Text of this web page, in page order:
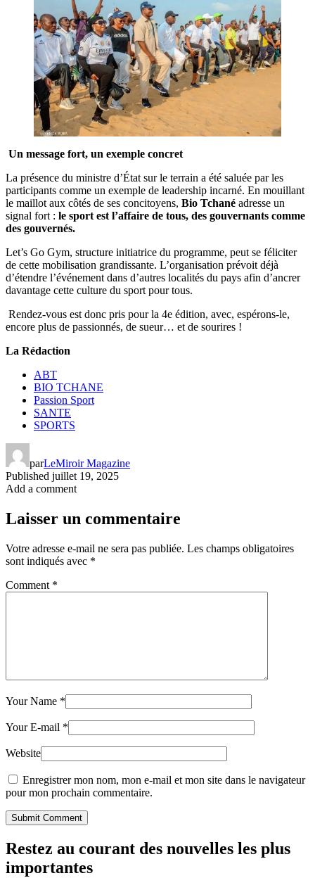
Un message fort, un exemple concret
La présence du ministre d’État sur le terrain a été saluée par les
participants comme un exemple de leadership incarné. En mouillant
le maillot aux côtés de ses concitoyens, Bio Tchané adresse un
signal fort : le sport est l’affaire de tous, des gouvernants comme
des gouvernés.
Let’s Go Gym, structure initiatrice du programme, peut se féliciter
de cette mobilisation grandissante. L’organisation prévoit déjà
d’étendre l’événement dans d’autres localités du pays afin d’ancrer
davantage cette culture du sport pour tous.
Rendez-vous est donc pris pour la 4e édition, avec, espérons-le,
encore plus de passionnés, de sueur… et de sourires !
La Rédaction
ABT
BIO TCHANE
Passion Sport
SANTE
SPORTS
parLeMiroir Magazine
Published juillet 19, 2025
Add a comment
Laisser un commentaire
Votre adresse e-mail ne sera pas publiée. Les champs obligatoires
sont indiqués avec *
Comment *
Your Name *
Your E-mail *
Website
Enregistrer mon nom, mon e-mail et mon site dans le navigateur
pour mon prochain commentaire.
Submit Comment
Restez au courant des nouvelles les plus
importantes